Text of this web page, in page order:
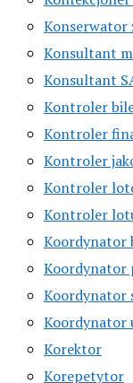
Konserwator
Konsultant
Konsultant
Kontroler
Kontroler
Kontroler
Kontroler
Kontroler
Koordynator
Koordynator
Koordynator
Koordynator
Korektor
Korepetytor